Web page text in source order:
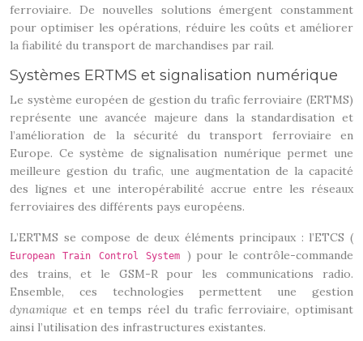
ferroviaire. De nouvelles solutions émergent constamment
pour optimiser les opérations, réduire les coûts et améliorer
la fiabilité du transport de marchandises par rail.
Systèmes ERTMS et signalisation numérique
Le système européen de gestion du trafic ferroviaire (ERTMS)
représente une avancée majeure dans la standardisation et
l’amélioration de la sécurité du transport ferroviaire en
Europe. Ce système de signalisation numérique permet une
meilleure gestion du trafic, une augmentation de la capacité
des lignes et une interopérabilité accrue entre les réseaux
ferroviaires des différents pays européens.
L’ERTMS se compose de deux éléments principaux : l’ETCS (
European Train Control System ) pour le contrôle-commande
des trains, et le GSM-R pour les communications radio.
Ensemble, ces technologies permettent une gestion
dynamique et en temps réel du trafic ferroviaire, optimisant
ainsi l’utilisation des infrastructures existantes.